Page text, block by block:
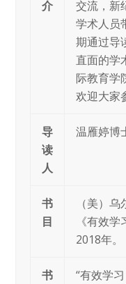
介
交流，新
学术人员
期通过导
直面的学
际教育学
欢迎大家
导
读
人
温雁婷博
书
目
（美）
《有效
2018年。
书
“有效学